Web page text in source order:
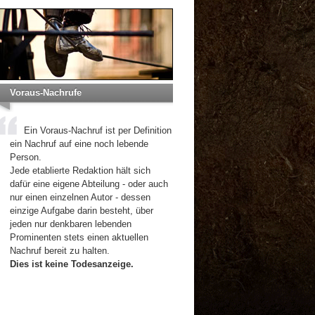
Voraus-Nachrufe
Ein Voraus-Nachruf ist per Definition
ein Nachruf auf eine noch lebende
Person.
Jede etablierte Redaktion hält sich
dafür eine eigene Abteilung - oder auch
nur einen einzelnen Autor - dessen
einzige Aufgabe darin besteht, über
jeden nur denkbaren lebenden
Prominenten stets einen aktuellen
Nachruf bereit zu halten.
Dies ist keine Todesanzeige.